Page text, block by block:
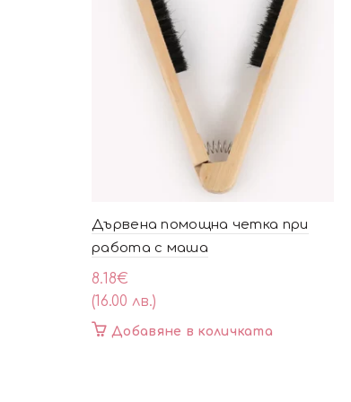
Дървена помощна четка при
работа с маша
8.18€
(16.00 лв.)
Добавяне в количката